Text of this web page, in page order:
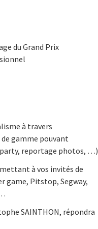
du Grand Prix
à travers
gamme pouvant
party, reportage photos, …)
à vos invités de
game, Pitstop, Segway,
SAINTHON, répondra